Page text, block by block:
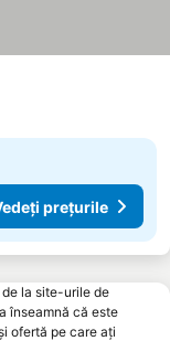
prețurile
la site-urile de
înseamnă că este
ofertă pe care ați